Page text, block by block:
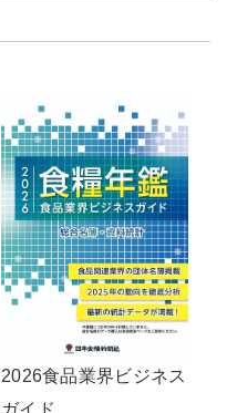
2026食品業界ビジネス